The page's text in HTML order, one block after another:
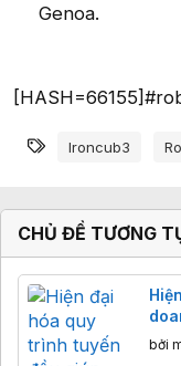
Genoa.
Từ khóa
Ironcub3
CHỦ ĐỀ TƯƠNG
USD
bởi